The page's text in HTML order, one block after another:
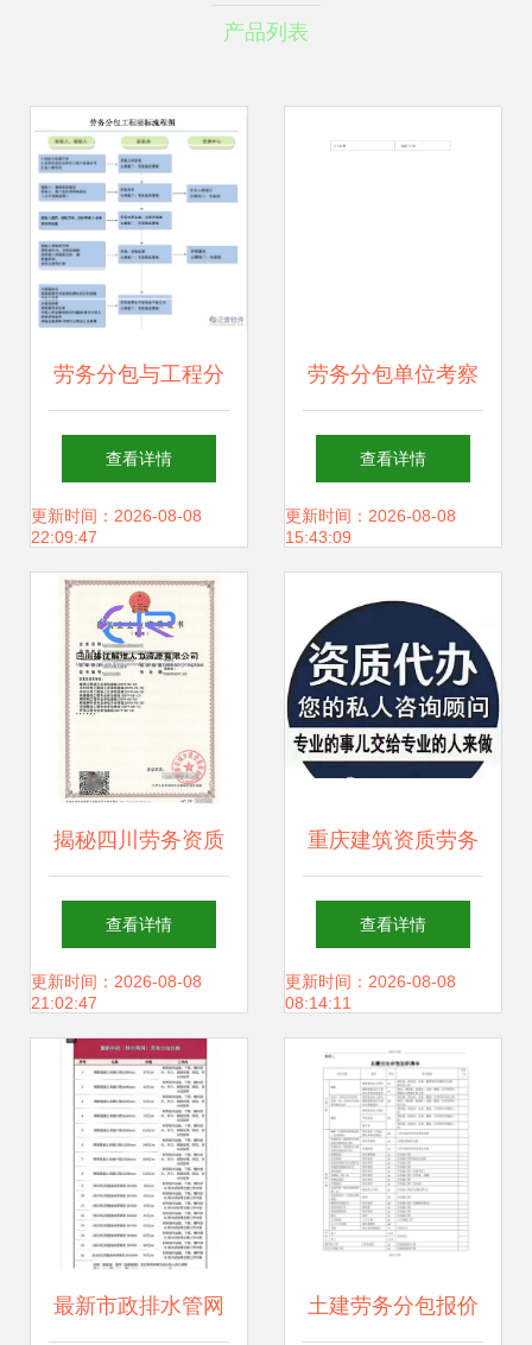
产品列表
劳务分包与工程分
包 概念辨析与应用
实践——以泛普软
件劳务分包为例
查看详情
更新时间：2026-08-08
22:09:47
劳务分包单位考察
评价办法
查看详情
更新时间：2026-08-08
15:43:09
揭秘四川劳务资质
与成都石油化工总
承包资质 如何找到
靠谱实惠的代理服
务
查看详情
更新时间：2026-08-08
21:02:47
重庆建筑资质劳务
分包转让与新公司
施工总承包转让收
购指南
查看详情
更新时间：2026-08-08
08:14:11
最新市政排水管网 土建劳务分包报价